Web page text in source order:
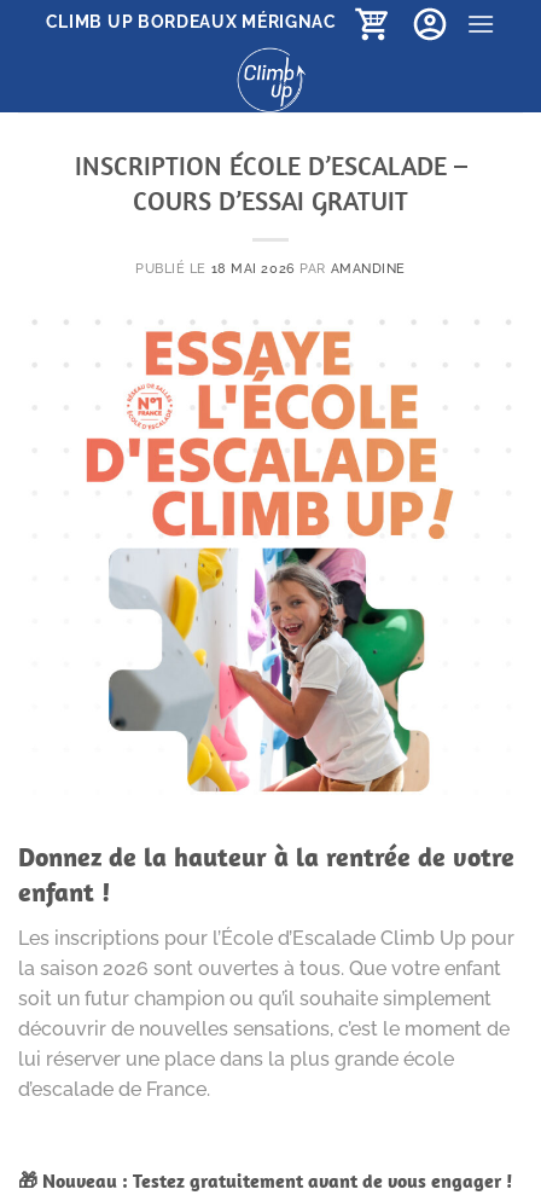
PasserCLIMB UP BORDEAUX MÉRIGNAC
INSCRIPTION ÉCOLE D’ESCALADE –
COURS D’ESSAI GRATUIT
PUBLIÉ LE 18 MAI 2026 PAR AMANDINE
Donnez de la hauteur à la rentrée de votre
enfant !
Les inscriptions pour l’École d’Escalade Climb Up pour
la saison 2026 sont ouvertes à tous. Que votre enfant
soit un futur champion ou qu’il souhaite simplement
découvrir de nouvelles sensations, c’est le moment de
lui réserver une place dans la plus grande école
d’escalade de France.
🎁 Nouveau : Testez gratuitement avant de vous engager !